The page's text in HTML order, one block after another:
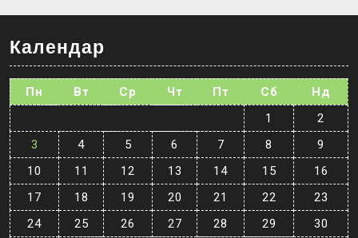
Календар
Пн Вт Ср Чт Пт Сб
Нд
1
2
3
4 5 6 7 8
9
10
11 12 13 14 15
16
17
18 19 20 21 22
23
24
25 26 27 28 29
30